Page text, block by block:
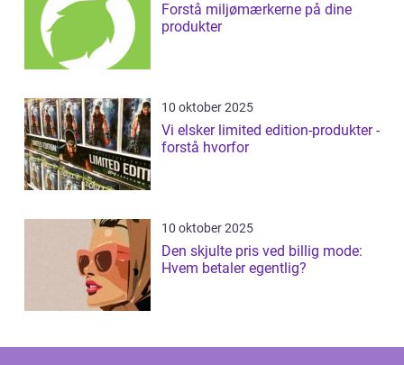
Forstå miljømærkerne på dine
produkter
10 oktober 2025
Vi elsker limited edition-produkter -
forstå hvorfor
10 oktober 2025
Den skjulte pris ved billig mode:
Hvem betaler egentlig?